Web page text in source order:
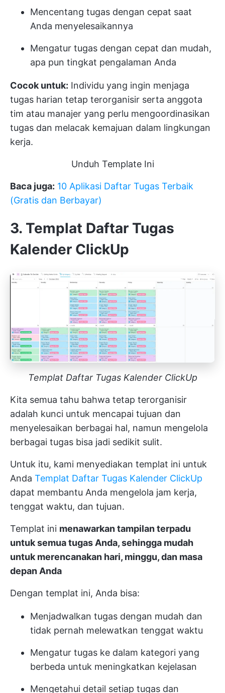
Mencentang tugas dengan cepat saat
Anda menyelesaikannya
Mengatur tugas dengan cepat dan mudah,
apa pun tingkat pengalaman Anda
Cocok untuk: Individu yang ingin menjaga
tugas harian tetap terorganisir serta anggota
tim atau manajer yang perlu mengoordinasikan
tugas dan melacak kemajuan dalam lingkungan
kerja.
Unduh Template Ini
Baca juga: 10 Aplikasi Daftar Tugas Terbaik
(Gratis dan Berbayar)
3. Templat Daftar Tugas
Kalender ClickUp
Templat Daftar Tugas Kalender ClickUp
Kita semua tahu bahwa tetap terorganisir
adalah kunci untuk mencapai tujuan dan
menyelesaikan berbagai hal, namun mengelola
berbagai tugas bisa jadi sedikit sulit.
Untuk itu, kami menyediakan templat ini untuk
Anda Templat Daftar Tugas Kalender ClickUp
dapat membantu Anda mengelola jam kerja,
tenggat waktu, dan tujuan.
Templat ini menawarkan tampilan terpadu
untuk semua tugas Anda, sehingga mudah
untuk merencanakan hari, minggu, dan masa
depan Anda
Dengan templat ini, Anda bisa:
Menjadwalkan tugas dengan mudah dan
tidak pernah melewatkan tenggat waktu
Mengatur tugas ke dalam kategori yang
berbeda untuk meningkatkan kejelasan
Mengetahui detail setiap tugas dan